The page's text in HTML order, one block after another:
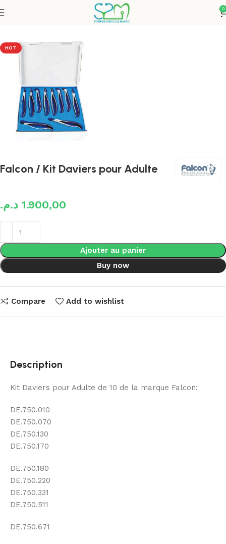
0
HOT
Falcon / Kit Daviers pour Adulte
1.900,00 د.م.
Ajouter au panier
Buy now
Compare Add to wishlist
Description
Kit Daviers pour Adulte de 10 de la marque Falcon:
DE.750.010
DE.750.070
DE.750.130
DE.750.170
DE.750.180
DE.750.220
DE.750.331
DE.750.511
DE.750.671